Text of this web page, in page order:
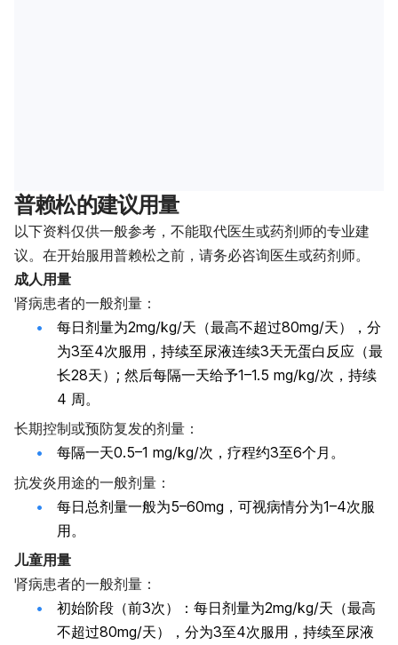
普赖松的建议用量
以下资料仅供一般参考，不能取代医生或药剂师的专业建
议。在开始服用普赖松之前，请务必咨询医生或药剂师。
成人用量
肾病患者的一般剂量：
每日剂量为2mg/kg/天（最高不超过80mg/天），分
为3至4次服用，持续至尿液连续3天无蛋白反应（最
长28天）; 然后每隔一天给予1–1.5 mg/kg/次，持续
4 周。
长期控制或预防复发的剂量：
每隔一天0.5–1 mg/kg/次，疗程约3至6个月。
抗发炎用途的一般剂量：
每日总剂量一般为5–60mg，可视病情分为1–4次服
用。
儿童用量
肾病患者的一般剂量：
初始阶段（前3次）：每日剂量为2mg/kg/天（最高
不超过80mg/天），分为3至4次服用，持续至尿液